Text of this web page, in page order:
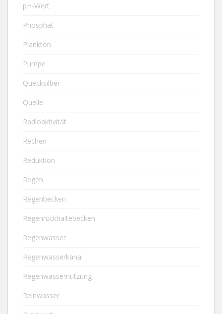
pH-Wert
Phosphat
Plankton
Pumpe
Quecksilber
Quelle
Radioaktivität
Rechen
Reduktion
Regen
Regenbecken
Regenrückhaltebecken
Regenwasser
Regenwasserkanal
Regenwassernutzung
Reinwasser